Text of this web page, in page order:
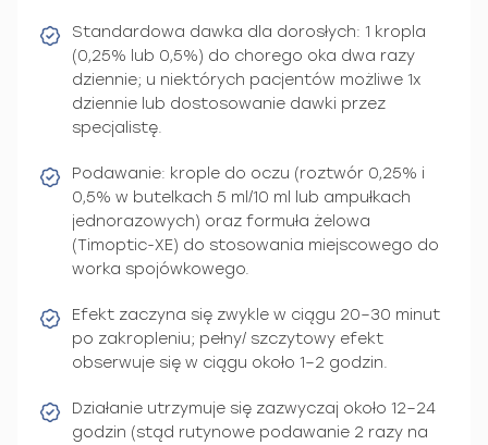
Standardowa dawka dla dorosłych: 1 kropla
(0,25% lub 0,5%) do chorego oka dwa razy
dziennie; u niektórych pacjentów możliwe 1x
dziennie lub dostosowanie dawki przez
specjalistę.
Podawanie: krople do oczu (roztwór 0,25% i
0,5% w butelkach 5 ml/10 ml lub ampułkach
jednorazowych) oraz formuła żelowa
(Timoptic-XE) do stosowania miejscowego do
worka spojówkowego.
Efekt zaczyna się zwykle w ciągu 20–30 minut
po zakropleniu; pełny/ szczytowy efekt
obserwuje się w ciągu około 1–2 godzin.
Działanie utrzymuje się zazwyczaj około 12–24
godzin (stąd rutynowe podawanie 2 razy na